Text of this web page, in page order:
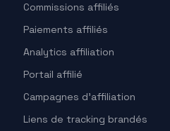
Commissions affiliés
Paiements affiliés
Analytics affiliation
Portail affilié
Campagnes d’affiliation
Liens de tracking brandés